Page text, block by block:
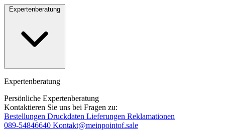
Expertenberatung
Expertenberatung
Persönliche Expertenberatung
Kontaktieren Sie uns bei Fragen zu:
Bestellungen Druckdaten Lieferungen Reklamationen
089-54846640 Kontakt@meinpointof.sale